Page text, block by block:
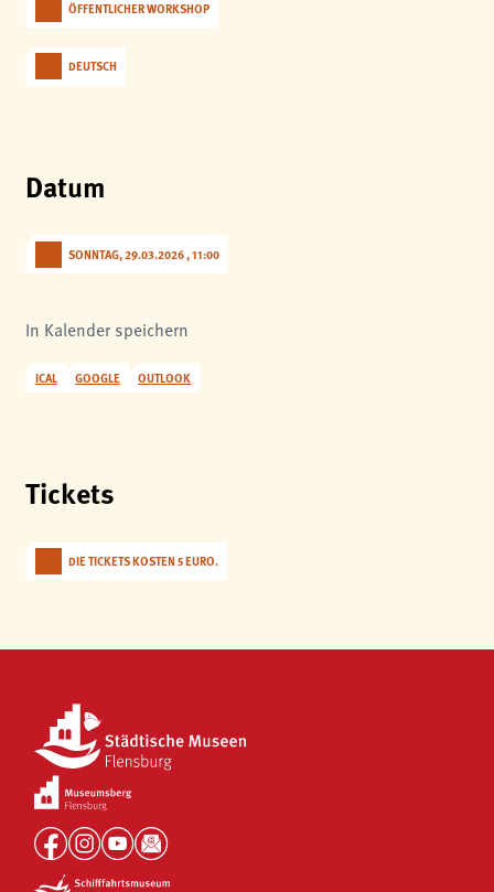
ÖFFENTLICHER WORKSHOP
DEUTSCH
Datum
SONNTAG, 29.03.2026 , 11:00
In Kalender speichern
ICAL GOOGLE OUTLOOK
Tickets
DIE TICKETS KOSTEN 5 EURO.
analytics
Anbieter:
Matomo